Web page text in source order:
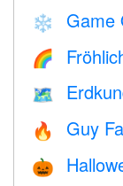
❄️ Game
🌈
🗺
🔥 Guy
🎃